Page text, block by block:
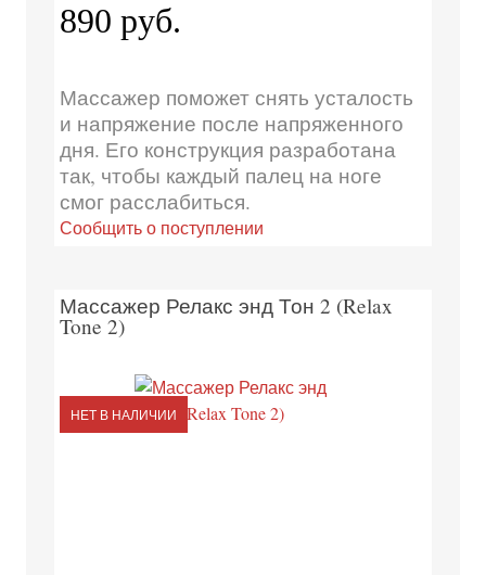
890 руб.
Массажер поможет снять усталость
и напряжение после напряженного
дня. Его конструкция разработана
так, чтобы каждый палец на ноге
смог расслабиться.
Сообщить о поступлении
Массажер Релакс энд Тон 2 (Relax
Tone 2)
НЕТ В НАЛИЧИИ